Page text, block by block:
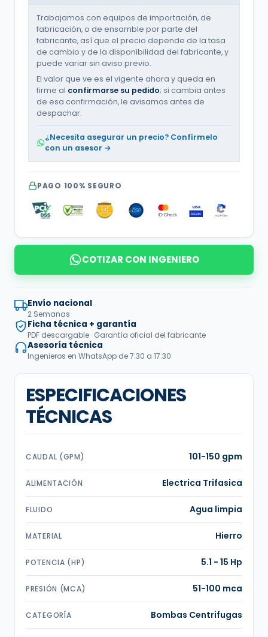
Trabajamos con equipos de importación, de
fabricación, o de ensamble por parte del
fabricante, así que el precio depende de la tasa
de cambio y de la disponibilidad del fabricante, y
puede variar sin aviso previo.
El valor que ve es el vigente ahora y queda en
firme al confirmarse su pedido; si cambia antes
de esa confirmación, le avisamos antes de
despachar.
¿Necesita asegurar un precio? Confírmelo
con un asesor →
PAGO 100% SEGURO
COTIZAR CON INGENIERO
Envío nacional
2 Semanas
Ficha técnica + garantía
PDF descargable · Garantía oficial del fabricante
Asesoría técnica
Ingenieros en WhatsApp de 7:30 a 17:30
ESPECIFICACIONES
TÉCNICAS
CAUDAL (GPM) 101-150 gpm
ALIMENTACIÓN Electrica Trifasica
FLUIDO Agua limpia
MATERIAL Hierro
POTENCIA (HP) 5.1 - 15 Hp
PRESIÓN (MCA) 51-100 mca
CATEGORÍA Bombas Centrifugas